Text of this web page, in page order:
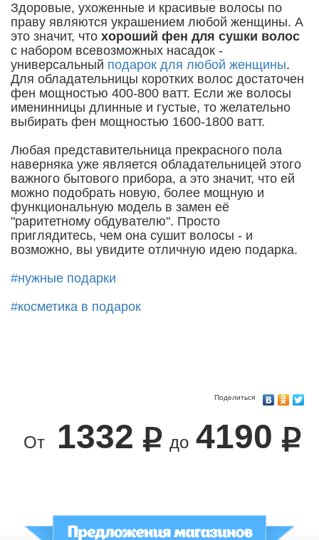
Здоровые, ухоженные и красивые волосы по
праву являются украшением любой женщины. А
это значит, что хороший фен для сушки волос
с набором всевозможных насадок -
универсальный подарок для любой женщины.
Для обладательницы коротких волос достаточен
фен мощностью 400-800 ватт. Если же волосы
именинницы длинные и густые, то желательно
выбирать фен мощностью 1600-1800 ватт.
Любая представительница прекрасного пола
наверняка уже является обладательницей этого
важного бытового прибора, а это значит, что ей
можно подобрать новую, более мощную и
функциональную модель в замен её
"раритетному обдувателю". Просто
приглядитесь, чем она сушит волосы - и
возможно, вы увидите отличную идею подарка.
#нужные подарки
#косметика в подарок
Поделиться
От 1332 до 4190